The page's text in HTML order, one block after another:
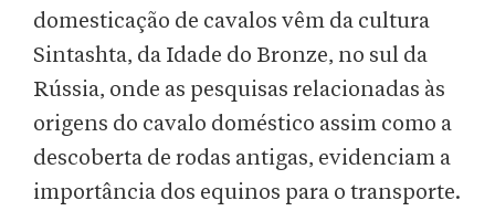
domesticação de cavalos vêm da cultura
Sintashta, da Idade do Bronze, no sul da
Rússia, onde as pesquisas relacionadas às
origens do cavalo doméstico assim como a
descoberta de rodas antigas, evidenciam a
importância dos equinos para o transporte.